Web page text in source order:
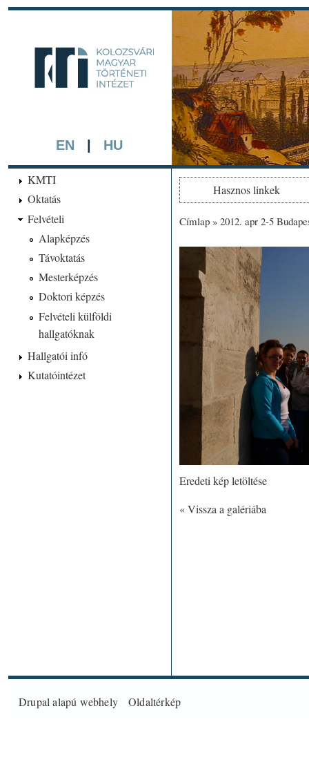
EN HU
A háttérben részlet a
készített színezett
KMTI
Oktatás
Felvételi
Alapképzés
Távoktatás
Mesterképzés
Doktori képzés
Felvételi külföldi
hallgatóknak
Hallgatói infó
Kutatóintézet
Hasznos linkek
Címlap »2012. apr 2-5
Eredeti kép letöltése
« Vissza a galériába
Drupal alapú webhely Oldaltérkép